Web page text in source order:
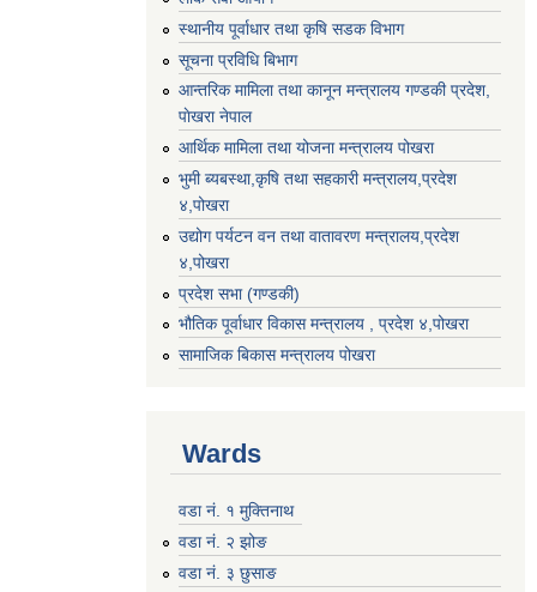
स्थानीय पूर्वाधार तथा कृषि सडक विभाग
सूचना प्रविधि बिभाग
आन्तरिक मामिला तथा कानून मन्त्रालय गण्डकी प्रदेश,
पाेखरा नेपाल
आर्थिक मामिला तथा योजना मन्त्रालय पोखरा
भुमी ब्यबस्था,कृषि तथा सहकारी मन्त्रालय,प्रदेश
४,पोखरा
उद्योग पर्यटन वन तथा वातावरण मन्त्रालय,प्रदेश
४,पोखरा
प्रदेश सभा (गण्डकी)
भौतिक पूर्वाधार विकास मन्त्रालय , प्रदेश ४,पोखरा
सामाजिक बिकास मन्त्रालय पोखरा
Wards
वडा नं. १ मुक्तिनाथ
वडा नं. २ झोङ
वडा नं. ३ छुसाङ